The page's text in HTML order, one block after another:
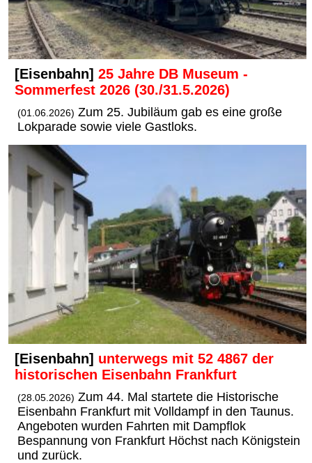
[Eisenbahn] 25 Jahre DB Museum -
Sommerfest 2026 (30./31.5.2026)
(01.06.2026) Zum 25. Jubiläum gab es eine große
Lokparade sowie viele Gastloks.
[Eisenbahn] unterwegs mit 52 4867 der
historischen Eisenbahn Frankfurt
(28.05.2026) Zum 44. Mal startete die Historische
Eisenbahn Frankfurt mit Volldampf in den Taunus.
Angeboten wurden Fahrten mit Dampflok
Bespannung von Frankfurt Höchst nach Königstein
und zurück.